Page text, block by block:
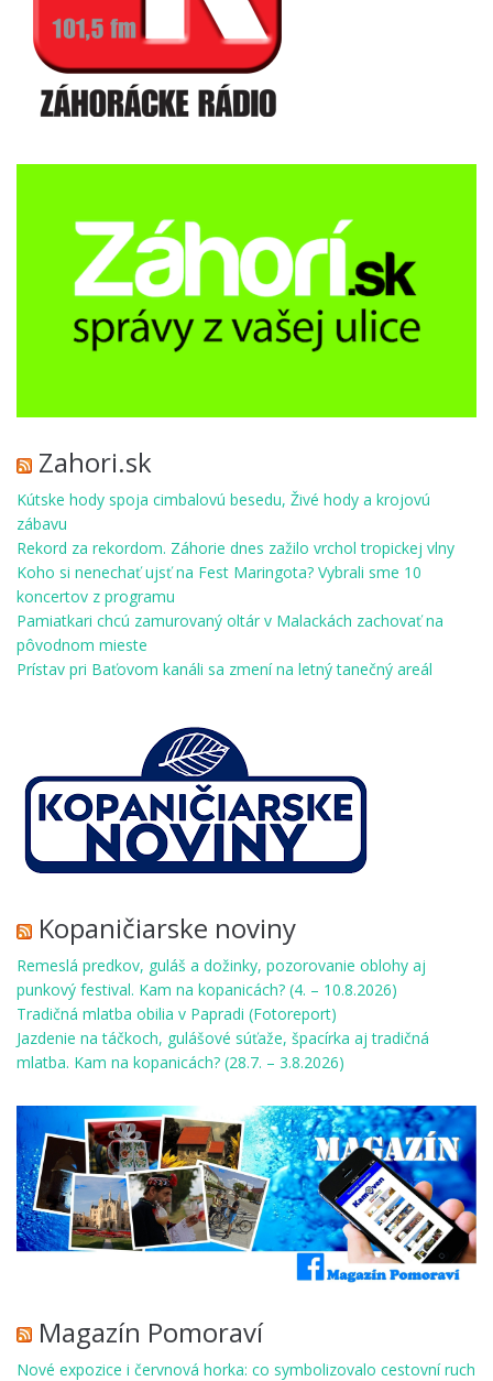
Zahori.sk
Kútske hody spoja cimbalovú besedu, Živé hody a krojovú
zábavu
Rekord za rekordom. Záhorie dnes zažilo vrchol tropickej vlny
Koho si nenechať ujsť na Fest Maringota? Vybrali sme 10
koncertov z programu
Pamiatkari chcú zamurovaný oltár v Malackách zachovať na
pôvodnom mieste
Prístav pri Baťovom kanáli sa zmení na letný tanečný areál
Kopaničiarske noviny
Remeslá predkov, guláš a dožinky, pozorovanie oblohy aj
punkový festival. Kam na kopanicách? (4. – 10.8.2026)
Tradičná mlatba obilia v Papradi (Fotoreport)
Jazdenie na táčkoch, gulášové súťaže, špacírka aj tradičná
mlatba. Kam na kopanicách? (28.7. – 3.8.2026)
Magazín Pomoraví
Nové expozice i červnová horka: co symbolizovalo cestovní ruch